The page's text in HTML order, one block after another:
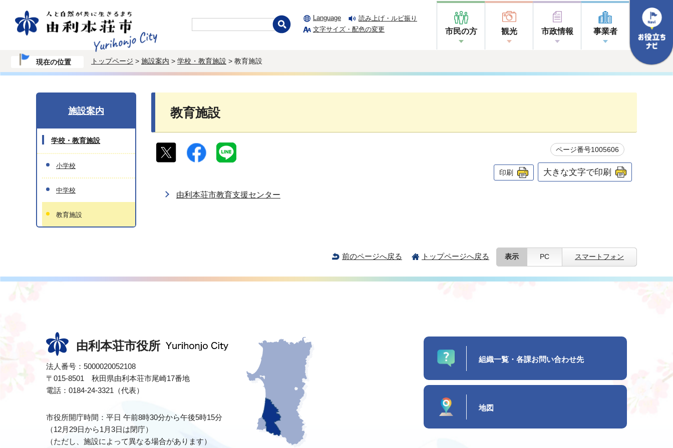
Language
読み上げ・ルビ振り
文字サイズ・配色の変更
市民の方 観光 市政情報 事業者
現在の位置 トップページ > 施設案内 > 学校・教育施設 > 教育施設
教育施設
ページ番号1005606
印刷 大きな文字で印刷
由利本荘市教育支援センター
施設案内
学校・教育施設
小学校
中学校
教育施設
前のページへ戻る トップページへ戻る 表示 PC スマートフォン
由利本荘市役所
法人番号：5000020052108
〒015-8501 秋田県由利本荘市尾崎17番地
電話：0184-24-3321（代表）
市役所開庁時間：平日 午前8時30分から午後5時15分
（12月29日から1月3日は閉庁）
（ただし、施設によって異なる場合があります）
組織一覧・各課お問い合わせ先
地図